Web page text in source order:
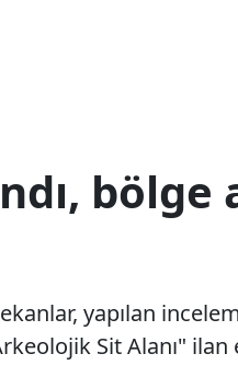
bölge
yapılan
Sit Alanı" ilan